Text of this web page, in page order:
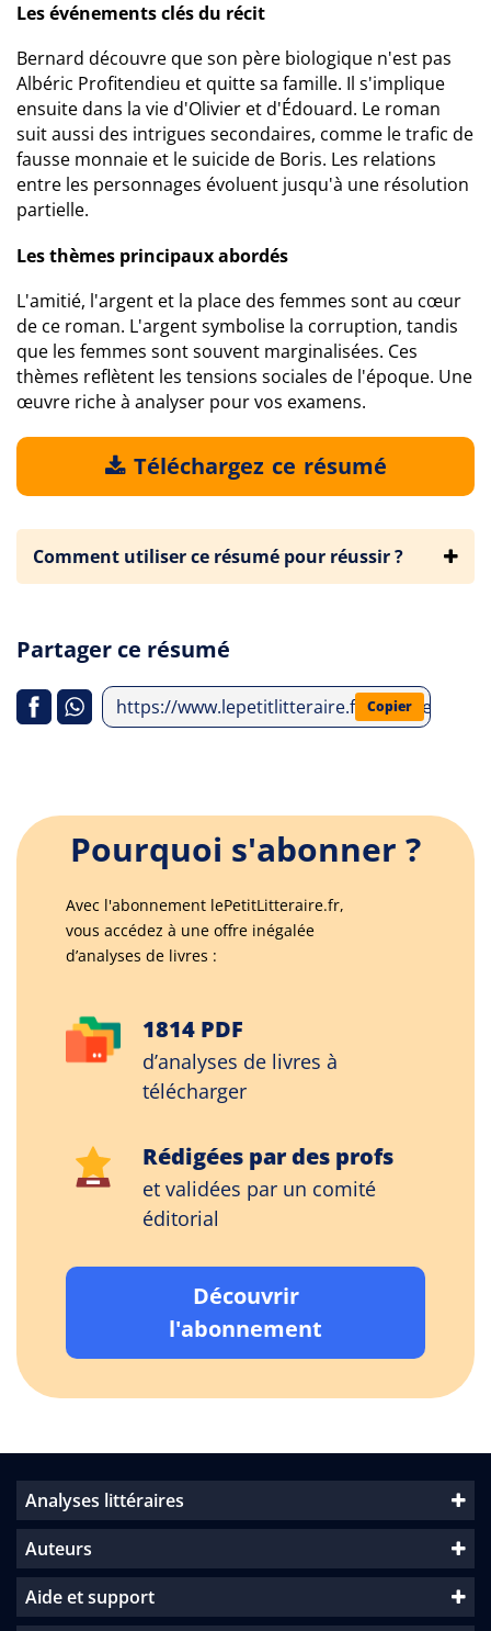
Les événements clés du récit
Bernard découvre que son père biologique n'est pas
Albéric Profitendieu et quitte sa famille. Il s'implique
ensuite dans la vie d'Olivier et d'Édouard. Le roman
suit aussi des intrigues secondaires, comme le trafic de
fausse monnaie et le suicide de Boris. Les relations
entre les personnages évoluent jusqu'à une résolution
partielle.
Les thèmes principaux abordés
L'amitié, l'argent et la place des femmes sont au cœur
de ce roman. L'argent symbolise la corruption, tandis
que les femmes sont souvent marginalisées. Ces
thèmes reflètent les tensions sociales de l'époque. Une
œuvre riche à analyser pour vos examens.
Téléchargez ce résumé
Comment utiliser ce résumé pour réussir ?
Partager ce résumé
https://www.lepetitlitteraire.fr/analyses-
Copier
Pourquoi s'abonner ?
Avec l'abonnement lePetitLitteraire.fr,
vous accédez à une offre inégalée
d’analyses de livres :
1814 PDF
d’analyses de livres à
télécharger
Rédigées par des profs
et validées par un comité
éditorial
Découvrir
l'abonnement
Analyses littéraires
Auteurs
Aide et support